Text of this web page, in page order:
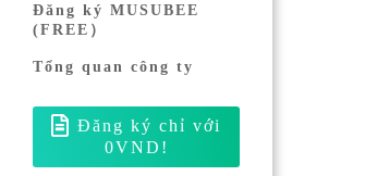
Đăng ký MUSUBEE
(FREE）
Tổng quan công ty
Đăng ký chỉ với
0VND!